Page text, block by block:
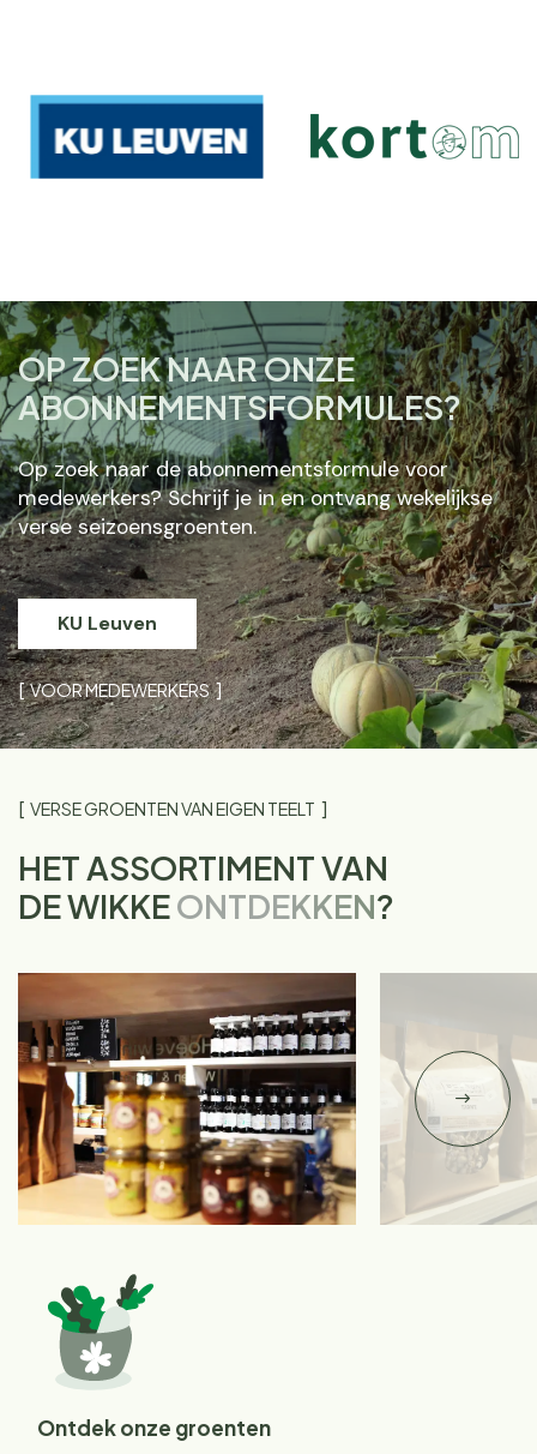
OP ZOEK NAAR ONZE
ABONNEMENTSFORMULES?
Op zoek naar de abonnementsformule voor
medewerkers? Schrijf je in en ontvang wekelijkse
verse seizoensgroenten.
KU Leuven
VOOR MEDEWERKERS
VERSE GROENTEN VAN EIGEN TEELT
HET ASSORTIMENT VAN
DE WIKKEONTDEKKEN?
Ontdek onze groenten